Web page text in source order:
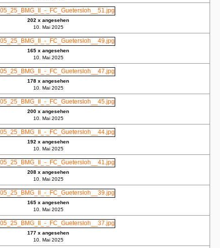
202 x angesehen
10. Mai 2025
165 x angesehen
10. Mai 2025
178 x angesehen
10. Mai 2025
200 x angesehen
10. Mai 2025
192 x angesehen
10. Mai 2025
208 x angesehen
10. Mai 2025
165 x angesehen
10. Mai 2025
177 x angesehen
10. Mai 2025